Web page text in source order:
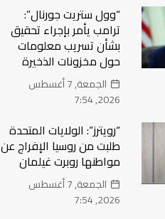
“وول ستريت جورنال”:
ترامب يأمر بإجراء تحقيق
بشأن تسريب معلومات
حول مخزونات الذخيرة
الجمعة, 7 أغسطس
2026, 7:54
“رويترز”: الولايات المتحدة
طلبت من روسيا الإفراج عن
مواطنها روبرت غيلمان
الجمعة, 7 أغسطس
2026, 7:54